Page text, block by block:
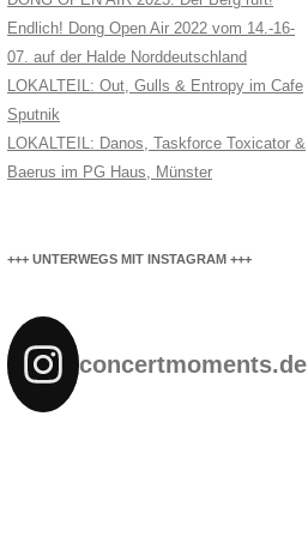
Endlich! Dong Open Air 2022 vom 14.-16-
07. auf der Halde Norddeutschland
LOKALTEIL: Out, Gulls & Entropy im Cafe
Sputnik
LOKALTEIL: Danos, Taskforce Toxicator &
Baerus im PG Haus, Münster
+++ UNTERWEGS MIT INSTAGRAM +++
concertmoments.de